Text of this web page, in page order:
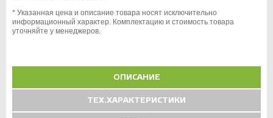
* Указанная цена и описание товара носят исключительно
информационный характер. Комплектацию и стоимость товара
уточняйте у менеджеров.
ОПИСАНИЕ
ТЕХ.ХАРАКТЕРИСТИКИ